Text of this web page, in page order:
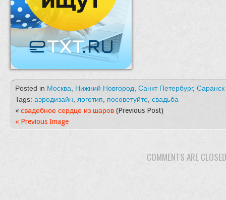
Posted in Москва Нижний Новгород Санкт Петербург, Саранск
Tags: аэродизайн логотип посоветуйте свадьба
« свадебное сердце из шаров (Previous Post)
« Previous Image
COMMENTS ARE CLOSED